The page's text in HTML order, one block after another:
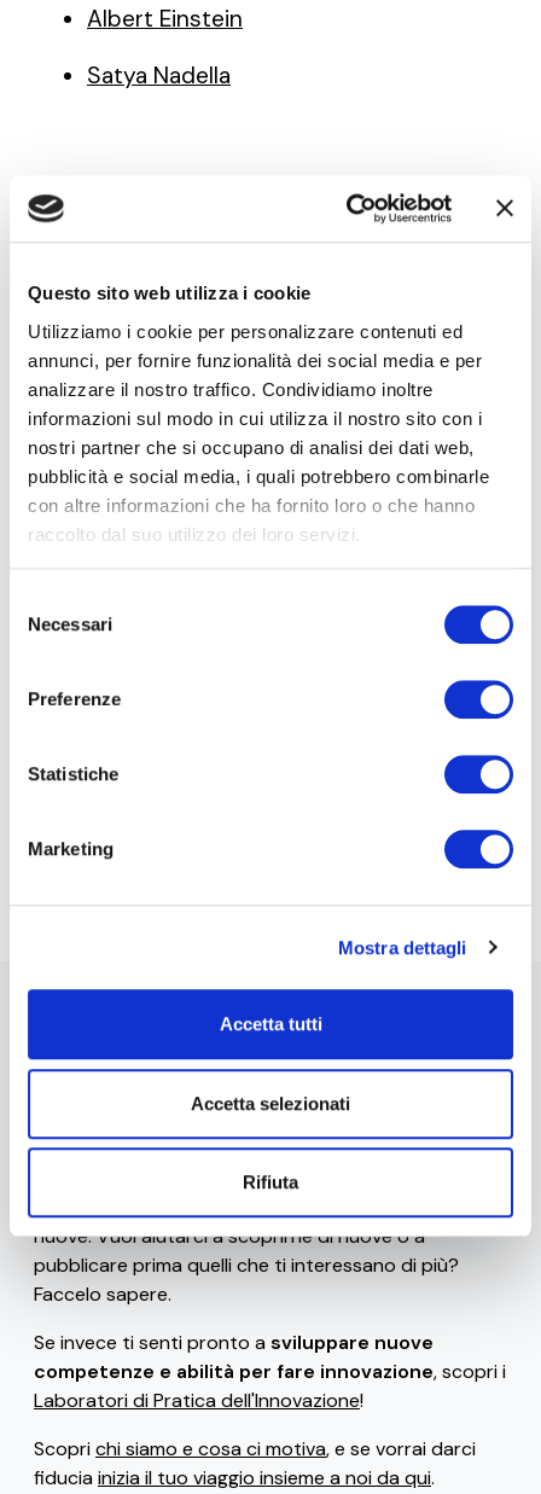
Questo sito web utilizza i cookie
Utilizziamo i cookie per personalizzare contenuti ed
annunci, per fornire funzionalità dei social media e per
analizzare il nostro traffico. Condividiamo inoltre
informazioni sul modo in cui utilizza il nostro sito con i
nostri partner che si occupano di analisi dei dati web,
pubblicità e social media, i quali potrebbero combinarle
con altre informazioni che ha fornito loro o che hanno
raccolto dal suo utilizzo dei loro servizi.
delNecessari
Preferenze
Statistiche
Marketing
Mostra dettagli
Accetta tutti
Accetta selezionati
Rifiuta
Albert Einstein
Satya Nadella
Note di innovazione
pratica — newsletter
Modelli, metodi e strumentiper fare innovazione
con obiettivi di crescita, nella forma in cui li usiamo nei
laboratori di pratica con le PMI: applicabili con le
risorse che un'azienda ha già. Ogni martedì.
Nome*
Ai sensi e per gli effetti degli artt. 6, 7, 12, 13 del
trattamento dei dati personali
Iscriviti alla Newsletter
Stai navigando la versione beta di 0-10x / Innovation
Business Labs.
Ad oggi sono disponibili solo alcune
, lefrasi celebri dei ribelli
dell'innovazione, ibias e le euristiche che uccidono
strumenti di progettazione
nuove. Vuoi aiutarci a scoprirne di nuove o a
pubblicare prima quelli che ti interessano di più?
Faccelo sapere.
Se invece ti senti pronto asviluppare nuove
competenze e abilità per fare innovazione, scopri i
Laboratori di Pratica dell'Innovazione!
Scoprichi siamo e cosa ci motiva, e se vorrai darci
fiduciainizia il tuo viaggio insieme a noi da qui.